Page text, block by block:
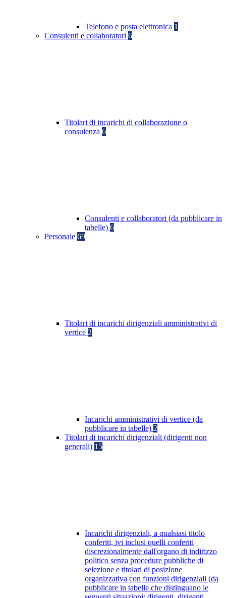
Telefono e posta elettronica 1
Consulenti e collaboratori 6
Titolari di incarichi di collaborazione o
consulenza 6
Consulenti e collaboratori (da pubblicare in
tabelle) 6
Personale 69
Titolari di incarichi dirigenziali amministrativi di
vertice 2
Incarichi amministrativi di vertice (da
pubblicare in tabelle) 2
Titolari di incarichi dirigenziali (dirigenti non
generali) 15
Incarichi dirigenziali, a qualsiasi titolo
conferiti, ivi inclusi quelli conferiti
discrezionalmente dall'organo di indirizzo
politico senza procedure pubbliche di
selezione e titolari di posizione
organizzativa con funzioni dirigenziali (da
pubblicare in tabelle che distinguano le